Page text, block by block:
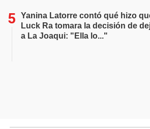
Yanina Latorre contó qué hizo
Luck Ra tomara la decisión de
a La Joaqui: "Ella lo..."